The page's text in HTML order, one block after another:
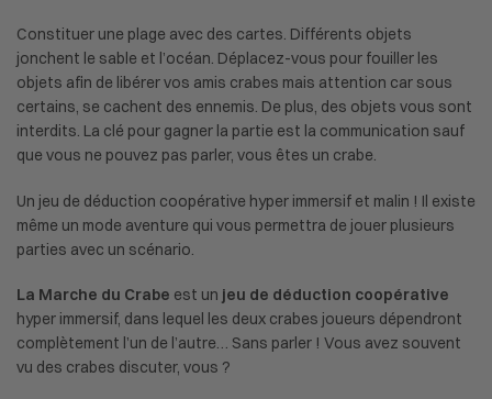
Constituer une plage avec des cartes. Différents objets
jonchent le sable et l’océan. Déplacez-vous pour fouiller les
objets afin de libérer vos amis crabes mais attention car sous
certains, se cachent des ennemis. De plus, des objets vous sont
interdits. La clé pour gagner la partie est la communication sauf
que vous ne pouvez pas parler, vous êtes un crabe.
Un jeu de déduction coopérative hyper immersif et malin ! Il existe
même un mode aventure qui vous permettra de jouer plusieurs
parties avec un scénario.
La Marche du Crabe est un jeu de déduction coopérative
hyper immersif, dans lequel les deux crabes joueurs dépendront
complètement l’un de l’autre… Sans parler ! Vous avez souvent
vu des crabes discuter, vous ?